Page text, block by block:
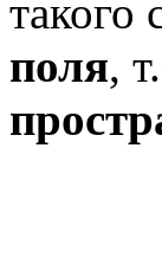
такого
поля,